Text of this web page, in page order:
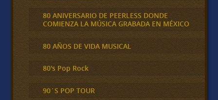
80 ANIVERSARIO DE PEERLESS DONDE
COMIENZA LA MÚSICA GRABADA EN MÉXICO
80 AÑOS DE VIDA MUSICAL
80's Pop Rock
90´S POP TOUR